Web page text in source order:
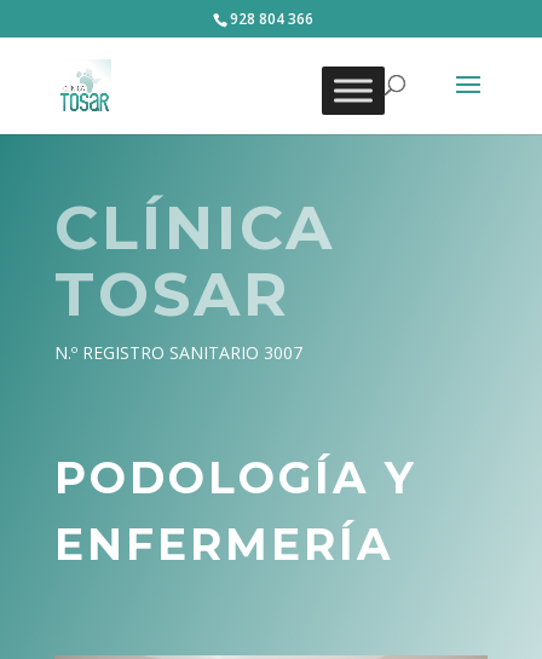
928 804 366
CLÍNICA
TOSAR
N.º REGISTRO SANITARIO 3007
PODOLOGÍA Y
ENFERMERÍA